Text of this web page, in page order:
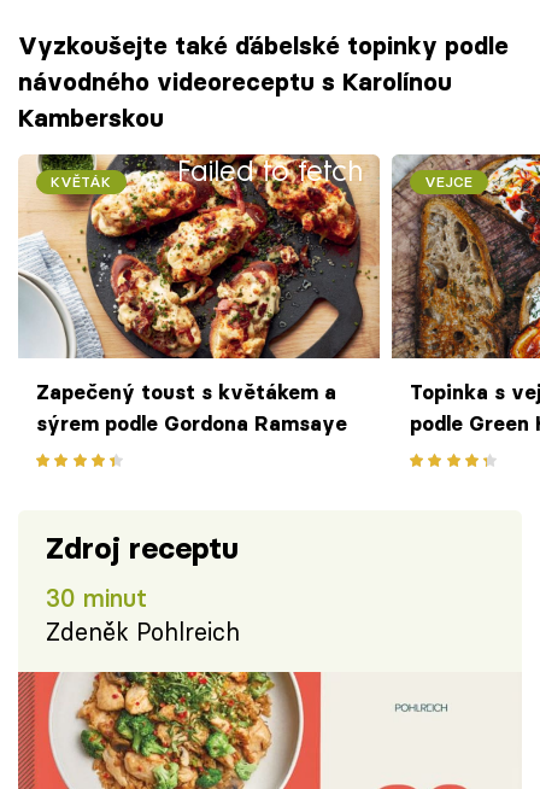
Vyzkoušejte také ďábelské topinky podle
návodného videoreceptu s Karolínou
Kamberskou
Failed to fetch
KVĚTÁK
Zapečený toust s květákem a
sýrem podle Gordona Ramsaye
VEJCE
Topinka s
podle Green
Zdroj receptu
30 minut
Zdeněk Pohlreich